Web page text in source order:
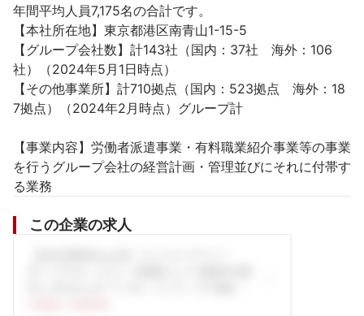
年間平均人員7,175名の合計です。
【本社所在地】東京都港区南青山1-15-5
【グループ会社数】計143社（国内：37社　海外：106
社）（2024年5月1日時点）
【その他事業所】計710拠点（国内：523拠点　海外：18
7拠点）（2024年2月時点）グループ計
【事業内容】労働者派遣事業・有料職業紹介事業等の事業
を行うグループ会社の経営計画・管理並びにそれに付帯す
る業務
この企業の求人